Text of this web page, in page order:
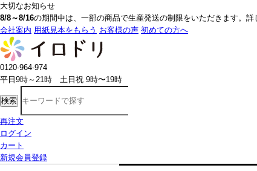
大切なお知らせ
8/8～8/16の期間中は、一部の商品で生産発送の制限をいただきます。詳
会社案内 用紙見本をもらう お客様の声 初めての方へ
0120-964-974
平日9時～21時 土日祝 9時〜19時
検索
再注文
ログイン
カート
新規会員登録